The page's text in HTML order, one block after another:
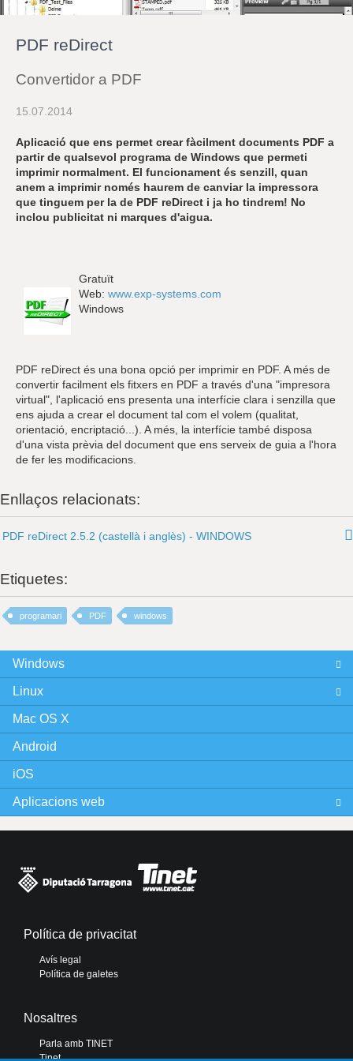
a
PDF reDirect
Convertidor a PDF
15.07.2014
Aplicació que ens permet crear fàcilment documents PDF a
partir de qualsevol programa de Windows que permeti
imprimir normalment. El funcionament és senzill, quan
anem a imprimir només haurem de canviar la impressora
que tinguem per la de PDF reDirect i ja ho tindrem! No
inclou publicitat ni marques d'aigua.
Gratuït
Web: www.exp-systems.com
Windows
PDF reDirect és una bona opció per imprimir en PDF. A més de
convertir facilment els fitxers en PDF a través d'una "impresora
virtual", l'aplicació ens presenta una interfície clara i senzilla que
ens ajuda a crear el document tal com el volem (qualitat,
orientació, encriptació...). A més, la interfície també disposa
d'una vista prèvia del document que ens serveix de guia a l'hora
de fer les modificacions.
Enllaços relacionats:
PDF reDirect 2.5.2 (castellà i anglès) - WINDOWS
Etiquetes:
programari PDF windows
Windows
Linux
Mac OS X
Android
iOS
Aplicacions web
Política de privacitat
Avís legal
Política de galetes
Nosaltres
Parla amb TINET
Tinet